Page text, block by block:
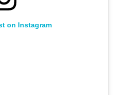
on Instagram